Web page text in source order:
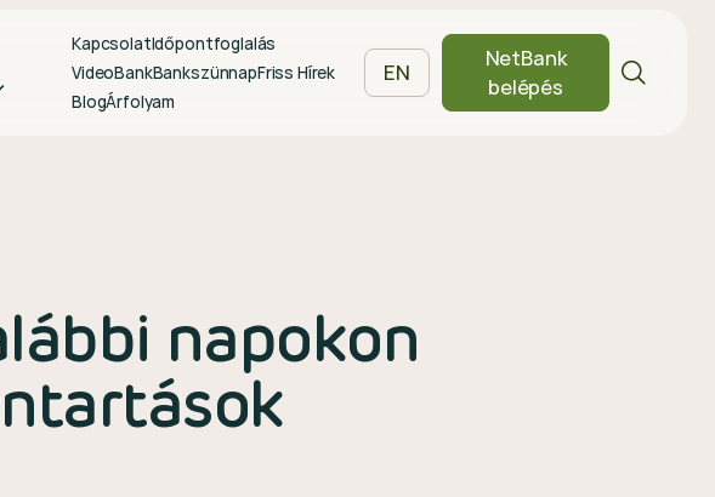
KapcsolatIdőpontfoglalás
VideoBankBankszünnapFriss Hírek
BlogÁrfolyam
EN
NetBank
belépés
napokon